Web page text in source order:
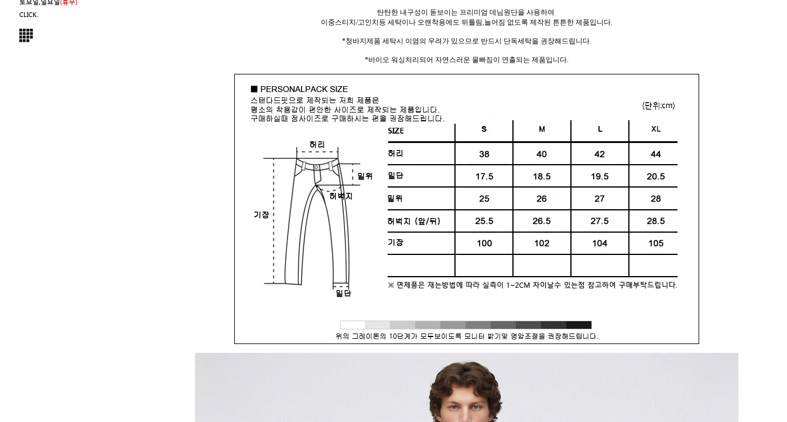
탄탄한 내구성이 돋보이는 프리미엄 데님원단을 사용하여
이중스티치/고인치등 세탁이나 오랜착용에도 뒤틀림,늘어짐 없도록 제작된 튼튼한 제품입니다.
*청바지제품 세탁시 이염의 우려가 있으므로 반드시 단독세탁을 권장해드립니다.
*바이오 워싱처리되어 자연스러운 물빠짐이 연출되는 제품입니다.